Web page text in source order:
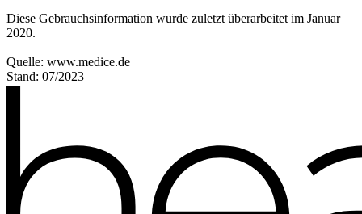
Diese Gebrauchsinformation wurde zuletzt überarbeitet im Januar
2020.
Quelle: www.medice.de
Stand: 07/2023